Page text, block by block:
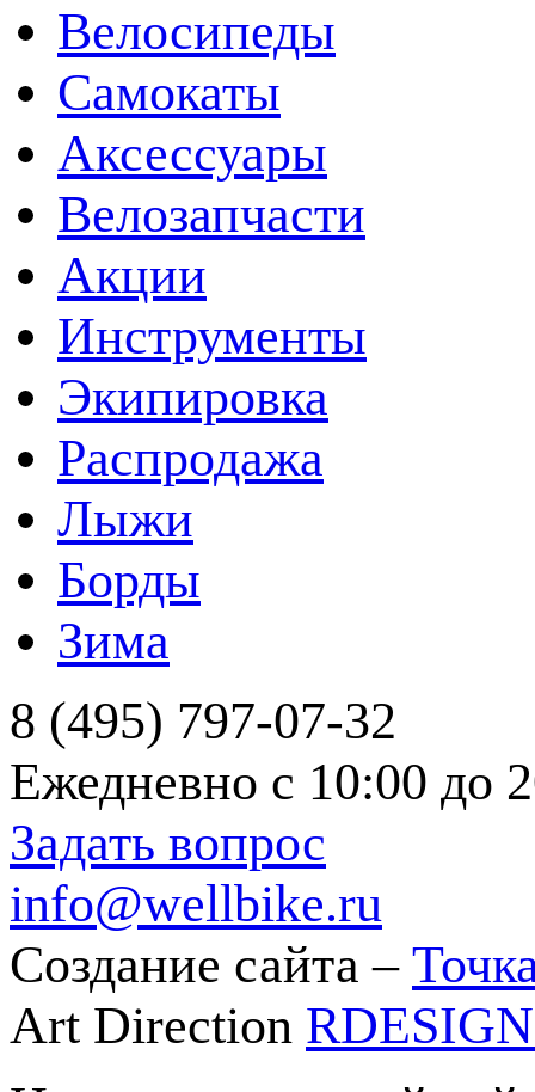
Велосипеды
Самокаты
Аксессуары
Велозапчасти
Акции
Инструменты
Экипировка
Распродажа
Лыжи
Борды
Зима
8 (495) 797-07-32
Ежедневно с 10:00 до
Задать вопрос
info@wellbike.ru
Создание сайта –
Art Direction